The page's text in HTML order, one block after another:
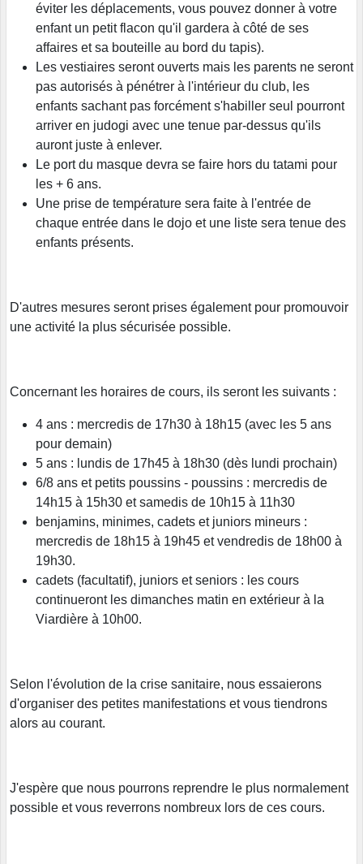
éviter les déplacements, vous pouvez donner à votre
enfant un petit flacon qu'il gardera à côté de ses
affaires et sa bouteille au bord du tapis).
Les vestiaires seront ouverts mais les parents ne seront
pas autorisés à pénétrer à l'intérieur du club, les
enfants sachant pas forcément s'habiller seul pourront
arriver en judogi avec une tenue par-dessus qu'ils
auront juste à enlever.
Le port du masque devra se faire hors du tatami pour
les + 6 ans.
Une prise de température sera faite à l'entrée de
chaque entrée dans le dojo et une liste sera tenue des
enfants présents.
D'autres mesures seront prises également pour promouvoir
une activité la plus sécurisée possible.
Concernant les horaires de cours, ils seront les suivants :
4 ans : mercredis de 17h30 à 18h15 (avec les 5 ans
pour demain)
5 ans : lundis de 17h45 à 18h30 (dès lundi prochain)
6/8 ans et petits poussins - poussins : mercredis de
14h15 à 15h30 et samedis de 10h15 à 11h30
benjamins, minimes, cadets et juniors mineurs :
mercredis de 18h15 à 19h45 et vendredis de 18h00 à
19h30.
cadets (facultatif), juniors et seniors : les cours
continueront les dimanches matin en extérieur à la
Viardière à 10h00.
Selon l'évolution de la crise sanitaire, nous essaierons
d'organiser des petites manifestations et vous tiendrons
alors au courant.
J'espère que nous pourrons reprendre le plus normalement
possible et vous reverrons nombreux lors de ces cours.